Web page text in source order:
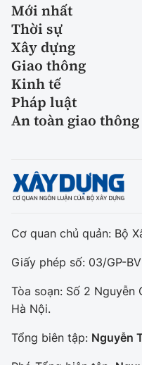
Mới nhất
Thời sự
Xây dựng
Giao thông
Kinh tế
Pháp luật
An toàn giao thông
Cơ quan chủ quản: Bộ
Giấy phép số: 03/GP-
Tòa soạn: Số 2 Nguyễn
Hà Nội.
Tổng biên tập: Nguyễn